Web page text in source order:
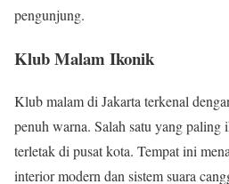
pengunjung.
Klub Malam Ikonik
Klub malam di Jakarta terkenal
penuh warna. Salah satu yang paling
terletak di pusat kota. Tempat ini
interior modern dan sistem suara